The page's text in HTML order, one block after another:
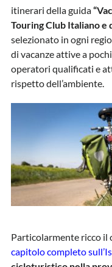
itinerari della guida
Touring Club Italiano e
selezionato in ogni
di vacanze attive a
operatori qualificati e
rispetto dell’ambiente.
Particolarmente ricco il
capitolo completo